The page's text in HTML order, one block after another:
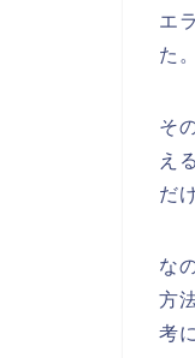
エ
た。
そ
え
だ
な
方
考